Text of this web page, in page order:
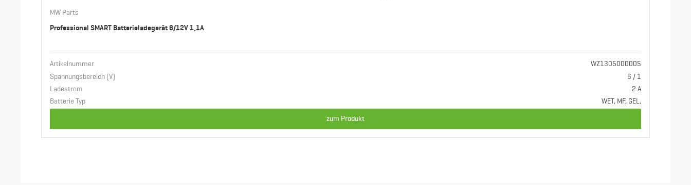
MW Parts
Professional SMART Batterieladegerät 6/12V 1,1A
Artikelnummer
WZ1305000005
Spannungsbereich (V)
6 / 1
Ladestrom
2 A
Batterie Typ
WET, MF, GEL,
zum Produkt